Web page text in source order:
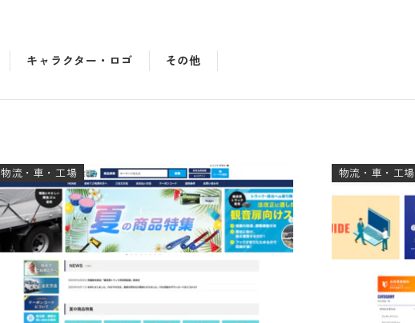
キャラクター・ロゴ その他
物流・車・工場 物流・車・工場